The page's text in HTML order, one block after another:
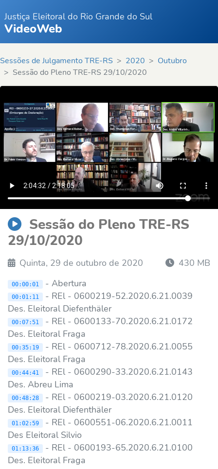
Justiça Eleitoral do Rio Grande do Sul
VideoWeb
Sessões de Julgamento TRE-RS 2020
Outubro
Sessão do Pleno TRE-RS 29/10/2020
Sessão do Pleno TRE-RS
29/10/2020
Quinta, 29 de outubro de 2020 430 MB
00:00:01 - Abertura
00:01:11
- REl - 0600219-52.2020.6.21.0039
Des. Eleitoral Diefenthäler
00:07:51
- REl - 0600133-70.2020.6.21.0172
Des. Eleitoral Fraga
00:35:19
- REl - 0600712-78.2020.6.21.0055
Des. Eleitoral Fraga
00:44:41
- REl - 0600290-33.2020.6.21.0143
Des. Abreu Lima
00:48:28
- REl - 0600219-03.2020.6.21.0120
Des. Eleitoral Diefenthäler
01:02:59
- REl - 0600551-06.2020.6.21.0011
Des Eleitoral Silvio
01:13:36
- REl - 0600193-65.2020.6.21.0100
Des. Eleitoral Fraga